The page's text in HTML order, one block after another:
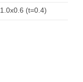
1.0x0.6 (t=0.4)